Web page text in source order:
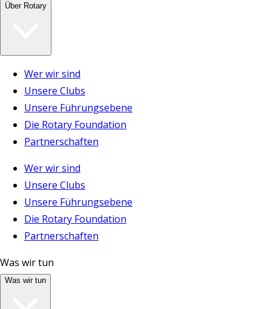
Über Rotary
Wer wir sind
Unsere Clubs
Unsere Führungsebene
Die Rotary Foundation
Partnerschaften
Wer wir sind
Unsere Clubs
Unsere Führungsebene
Die Rotary Foundation
Partnerschaften
Was wir tun
Was wir tun